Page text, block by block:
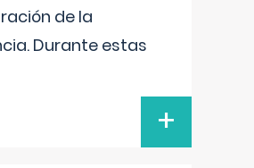
de la
Durante estas
+